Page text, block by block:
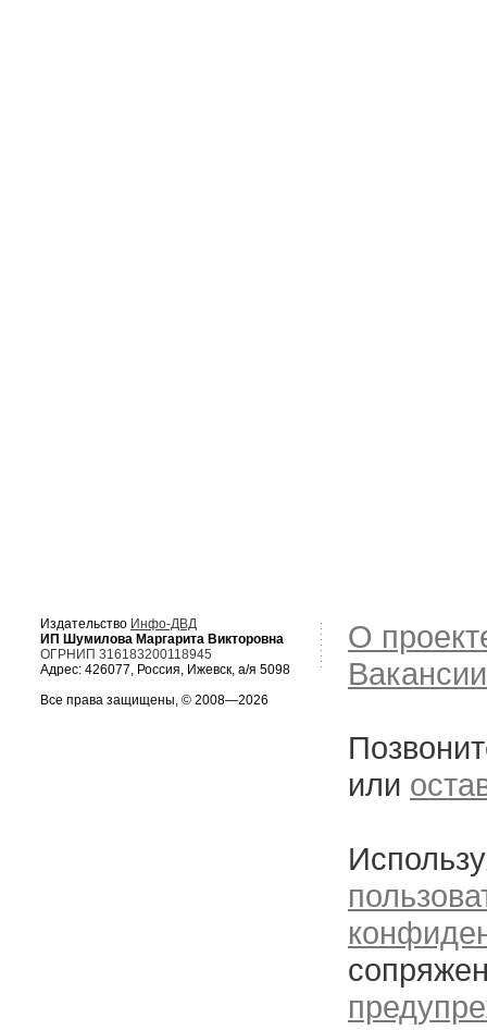
Издательство Инфо-ДВД
ИП Шумилова Маргарита Викторовна
ОГРНИП 316183200118945
Адрес: 426077, Россия, Ижевск, а/я 5098
Все права защищены, © 2008—2026
О
Вакансии
или